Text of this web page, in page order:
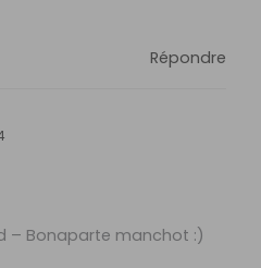
Répondre
– Bonaparte manchot :)